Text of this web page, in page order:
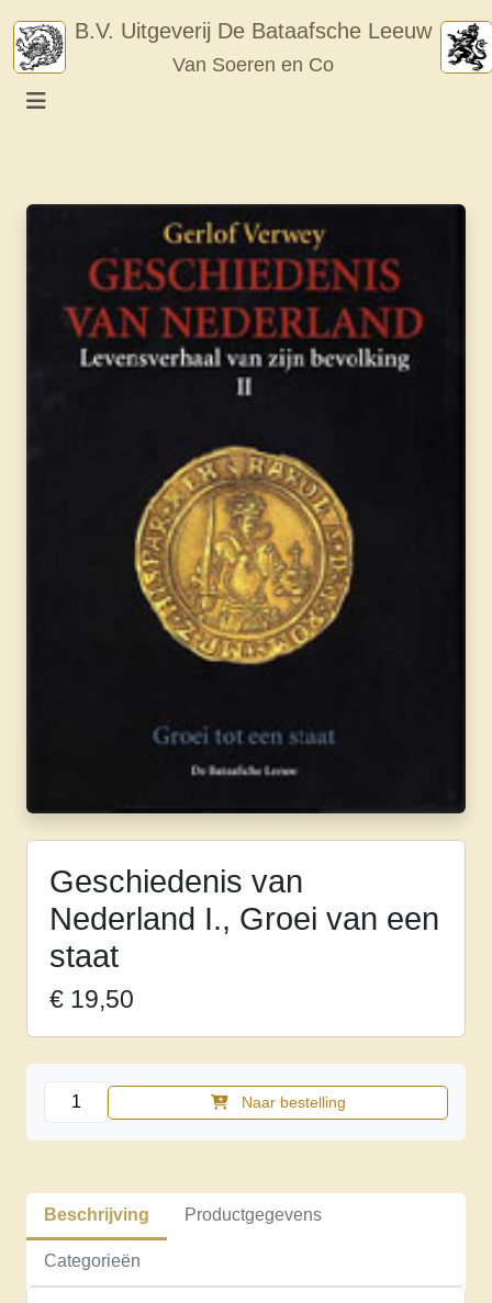
content
B.V. Uitgeverij De Bataafsche Leeuw
Van Soeren en Co
Geschiedenis van
Nederland I., Groei van een
staat
€ 19,50
Geschiedenis
van
Nederland
Groei
van
een
Naar bestelling
Beschrijving Productgegevens
Categorieën